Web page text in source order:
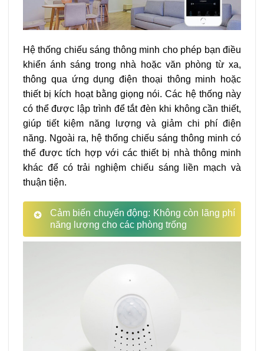
Hệ thống chiếu sáng thông minh cho phép bạn điều
khiển ánh sáng trong nhà hoặc văn phòng từ xa,
thông qua ứng dụng điện thoại thông minh hoặc
thiết bị kích hoạt bằng giọng nói. Các hệ thống này
có thể được lập trình để tắt đèn khi không cần thiết,
giúp tiết kiệm năng lượng và giảm chi phí điện
năng. Ngoài ra, hệ thống chiếu sáng thông minh có
thể được tích hợp với các thiết bị nhà thông minh
khác để có trải nghiệm chiếu sáng liền mạch và
thuận tiện.
Cảm biến chuyển động: Không còn lãng phí
năng lượng cho các phòng trống